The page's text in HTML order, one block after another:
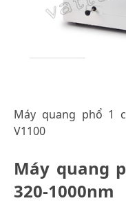
Máy quang phổ 1
V1100
Máy quang
320-1000nm